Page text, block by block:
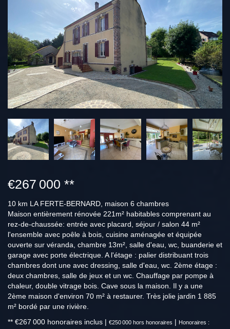
€267 000 **
10 km LA FERTE-BERNARD, maison 6 chambres
Maison entièrement rénovée 221m² habitables comprenant au
rez-de-chaussée: entrée avec placard, séjour / salon 44 m²
l'ensemble avec poêle à bois, cuisine aménagée et équipée
ouverte sur véranda, chambre 13m², salle d'eau, wc, buanderie et
garage avec porte électrique. A l'étage : palier distribuant trois
chambres dont une avec dressing, salle d'eau, wc. 2ème étage :
deux chambres, salle de jeux et un wc. Chauffage par pompe à
chaleur, double vitrage bois. Cave sous la maison. Il y a une
2ème maison d'environ 70 m² à restaurer. Très jolie jardin 1 885
m² bordé par une rivière.
** €267 000 honoraires inclus | €250 000 hors honoraires | Honoraires :